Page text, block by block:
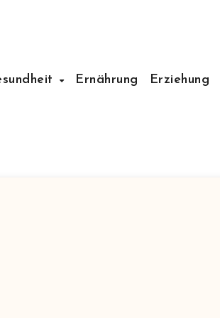
Ernährung Erziehung